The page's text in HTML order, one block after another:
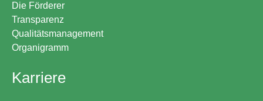
Die Förderer
Transparenz
Qualitätsmanagement
Organigramm
Karriere